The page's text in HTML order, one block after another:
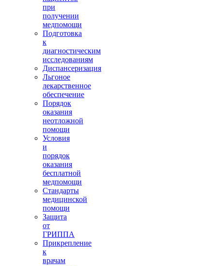
при
получении
медпомощи
Подготовка
к
диагностическим
исследованиям
Диспансеризация
Льгоное
лекарственное
обеспечение
Порядок
оказания
неотложной
помощи
Условия
и
порядок
оказания
бесплатной
медпомощи
Стандарты
медицинской
помощи
Защита
от
ГРИППА
Прикрепление
к
врачам